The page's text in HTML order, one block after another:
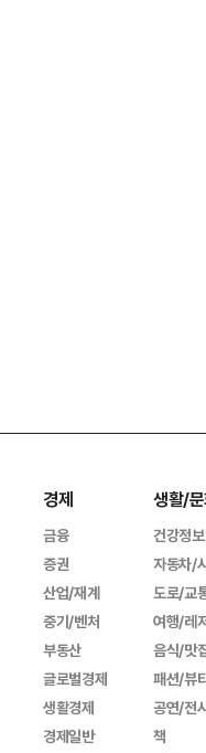
경제
금융
증권
산업/재계
중기/벤처
부동산
글로벌경제
생활경제
경제일반
생활/
건강정보
자동차/
도로/교
여행/레
음식/맛
패션/뷰
공연/전
책